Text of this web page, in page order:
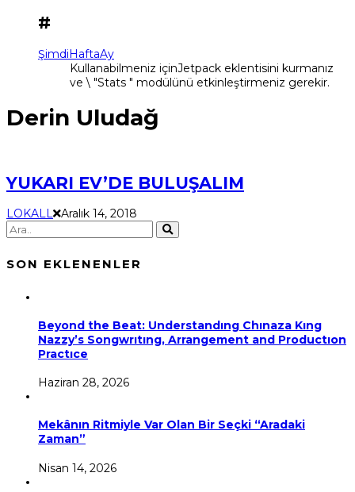
#
ŞimdiHaftaAy
Kullanabilmeniz içinJetpack eklentisini kurmanız
ve \ "Stats " modülünü etkinleştirmeniz gerekir.
Derin Uludağ
YUKARI EV’DE BULUŞALIM
LOKALL Aralık 14, 2018
SON EKLENENLER
Beyond the Beat: Understandıng Chınaza Kıng
Nazzy’s Songwrıtıng, Arrangement and Productıon
Practıce
Haziran 28, 2026
Mekânın Ritmiyle Var Olan Bir Seçki “Aradaki
Zaman”
Nisan 14, 2026